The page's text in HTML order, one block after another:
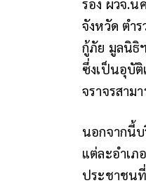
จังหวัด ตำ
กู้ภัย มูลนิธิ
ซึ่งเป็นอุบัติ
จราจรสาม
นอกจากนี้บ
แต่ละอำเภ
ประชาชน